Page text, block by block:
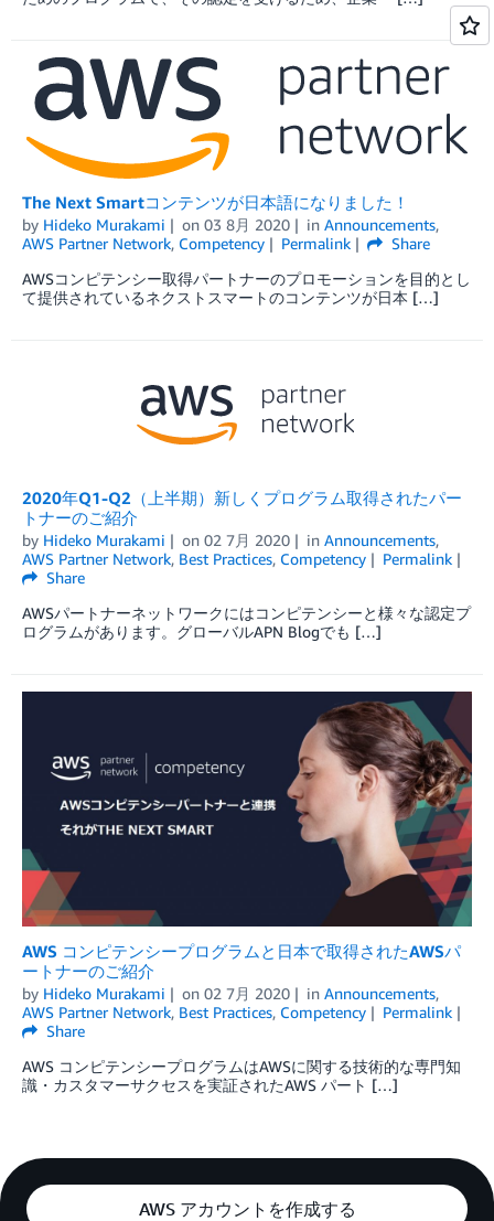
The Next Smartコンテンツが日本語になりました！
by Hideko Murakami on 03 8月 2020 in Announcements,
AWS Partner Network, Competency Permalink
Share
AWSコンピテンシー取得パートナーのプロモーションを目的とし
て提供されているネクストスマートのコンテンツが日本 […]
2020年Q1-Q2（上半期）新しくプログラム取得されたパー
トナーのご紹介
by Hideko Murakami on 02 7月 2020 in Announcements,
AWS Partner Network, Best Practices, Competency
Permalink
Share
AWSパートナーネットワークにはコンピテンシーと様々な認定プ
ログラムがあります。グローバルAPN Blogでも […]
AWS コンピテンシープログラムと日本で取得されたAWSパ
ートナーのご紹介
by Hideko Murakami on 02 7月 2020 in Announcements,
AWS Partner Network, Best Practices, Competency
Permalink
Share
AWS コンピテンシープログラムはAWSに関する技術的な専門知
識・カスタマーサクセスを実証されたAWS パート […]
AWS アカウントを作成する